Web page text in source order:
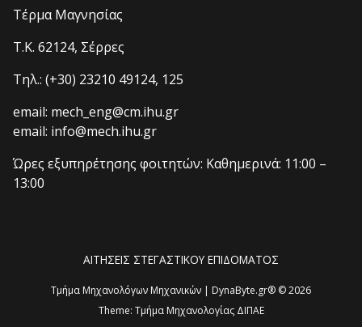
Τέρμα Μαγνησίας
T.K. 62124, Σέρρες
Τηλ.: (+30) 23210 49124, 125
email: mech_eng@cm.ihu.gr
email: info@mech.ihu.gr
Ώρες εξυπηρέτησης φοιτητών: Καθημερινά: 11:00 –
13:00
ΑΙΤΗΣΕΙΣ ΣΤΕΓΑΣΤΙΚΟΥ ΕΠΙΔΟΜΑΤΟΣ
Τμήμα Μηχανολόγων Μηχανικών | DynaByte.gr® © 2026
Theme: Τμήμα Μηχανολογίας ΔΙΠΑΕ